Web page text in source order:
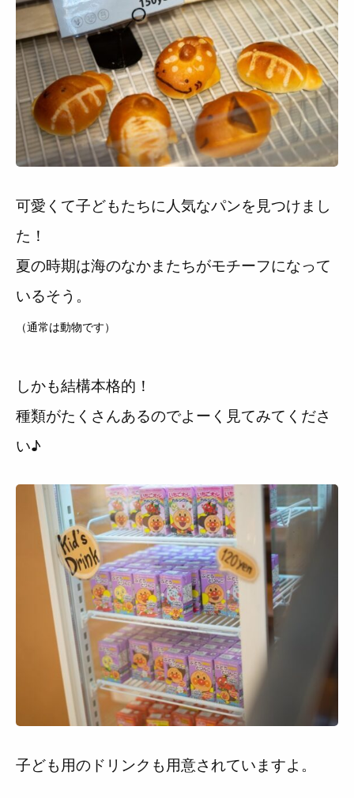
可愛くて子どもたちに人気なパンを見つけまし
た！
夏の時期は海のなかまたちがモチーフになって
いるそう。
（通常は動物です）
しかも結構本格的！
種類がたくさんあるのでよーく見てみてくださ
い♪
子ども用のドリンクも用意されていますよ。